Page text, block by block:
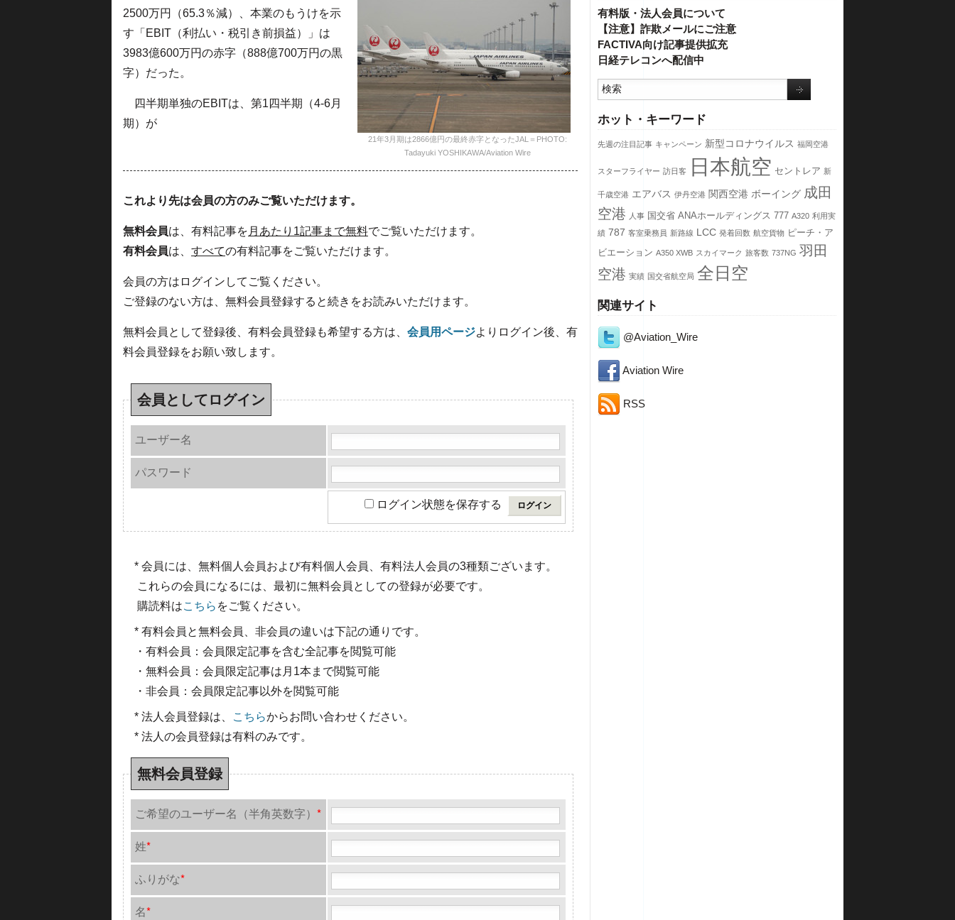
有料版・法人会員について
【注意】詐欺メールにご注意
FACTIVA向け記事提供拡充
日経テレコンへ配信中
ホット・キーワード
先週の注目記事 キャンペーン 新型コロナウイルス 福岡空港
スターフライヤー 訪日客 日本航空 セントレア 新
千歳空港 エアバス 伊丹空港 関西空港 ボーイング 成田
空港
人事 国交省 ANAホールディングス 777 A320 利用実
績 787 客室乗務員 新路線 LCC 発着回数 航空貨物 ピーチ・ア
ビエーション A350 XWB スカイマーク 旅客数 737NG 羽田
空港 実績 国交省航空局 全日空
関連サイト
@Aviation_Wire
Aviation Wire
RSS
21年3月期は2866億円の最終赤字となったJAL＝PHOTO:
Tadayuki YOSHIKAWA/Aviation Wire
2500万円（65.3％減）、本業のもうけを示
す「EBIT（利払い・税引き前損益）」は
3983億600万円の赤字（888億700万円の黒
字）だった。
四半期単独のEBITは、第1四半期（4-6月
期）が
これより先は会員の方のみご覧いただけます。
無料会員は、有料記事を 月あたり1記事まで無料でご覧いただけます。
有料会員は、 すべての有料記事をご覧いただけます。
会員の方はログインしてご覧ください。
ご登録のない方は、無料会員登録すると続きをお読みいただけます。
無料会員として登録後、有料会員登録も希望する方は、 会員用ページよりログイン後、有
料会員登録をお願い致します。
会員としてログイン
ユーザー名
パスワード
ログイン状態を保存する
* 会員には、無料個人会員および有料個人会員、有料法人会員の3種類ございます。
これらの会員になるには、最初に無料会員としての登録が必要です。
購読料はこちら をご覧ください。
* 有料会員と無料会員、非会員の違いは下記の通りです。
・有料会員：会員限定記事を含む全記事を閲覧可能
・無料会員：会員限定記事は月1本まで閲覧可能
・非会員：会員限定記事以外を閲覧可能
* 法人会員登録は、 こちらからお問い合わせください。
* 法人の会員登録は有料のみです。
無料会員登録
ご希望のユーザー名（半角英数字） *
姓*
ふりがな*
名*